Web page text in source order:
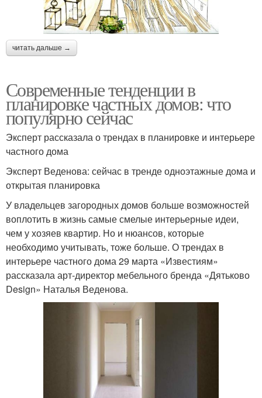
читать дальше →
Современные тенденции в
планировке частных домов: что
популярно сейчас
Эксперт рассказала о трендах в планировке и интерьере
частного дома
Эксперт Веденова: сейчас в тренде одноэтажные дома и
открытая планировка
У владельцев загородных домов больше возможностей
воплотить в жизнь самые смелые интерьерные идеи,
чем у хозяев квартир. Но и нюансов, которые
необходимо учитывать, тоже больше. О трендах в
интерьере частного дома 29 марта «Известиям»
рассказала арт-директор мебельного бренда «Дятьково
Design» Наталья Веденова.